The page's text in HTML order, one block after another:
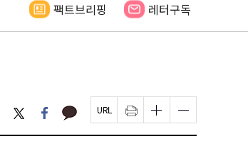
기 보
팩트브리핑 레터구독
트
위
터
페
이
스
카
카 페
이
지
인
쇄
하
글
자
크
글
자
크